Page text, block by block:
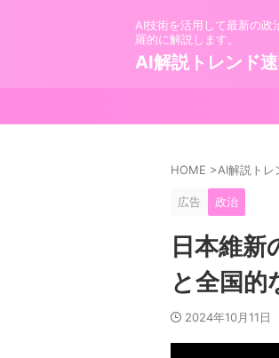
AI技術を活用して最新の政
羅的に解説します。
AI解説トレンド
HOME >AI解説トレ
広告 政治
日本維
と全国的
2024年10月11日